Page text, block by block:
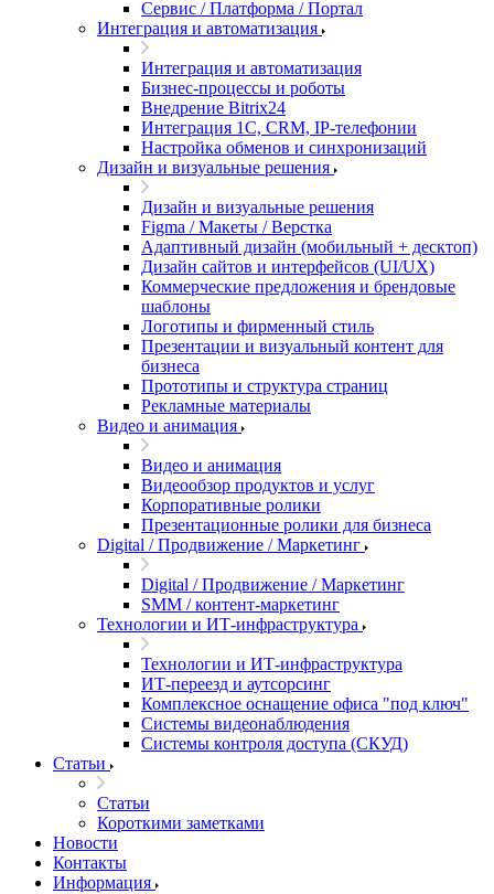
Сервис / Платформа / Портал
Интеграция и автоматизация
Интеграция и автоматизация
Бизнес-процессы и роботы
Внедрение Bitrix24
Интеграция 1С, CRM, IP-телефонии
Настройка обменов и синхронизаций
Дизайн и визуальные решения
Дизайн и визуальные решения
Figma / Макеты / Верстка
Адаптивный дизайн (мобильный + десктоп)
Дизайн сайтов и интерфейсов (UI/UX)
Коммерческие предложения и брендовые
шаблоны
Логотипы и фирменный стиль
Презентации и визуальный контент для
бизнеса
Прототипы и структура страниц
Рекламные материалы
Видео и анимация
Видео и анимация
Видеообзор продуктов и услуг
Корпоративные ролики
Презентационные ролики для бизнеса
Digital / Продвижение / Маркетинг
Digital / Продвижение / Маркетинг
SMM / контент-маркетинг
Технологии и ИТ-инфраструктура
Технологии и ИТ-инфраструктура
ИТ-переезд и аутсорсинг
Комплексное оснащение офиса "под ключ"
Системы видеонаблюдения
Системы контроля доступа (СКУД)
Статьи
Статьи
Короткими заметками
Новости
Контакты
Информация